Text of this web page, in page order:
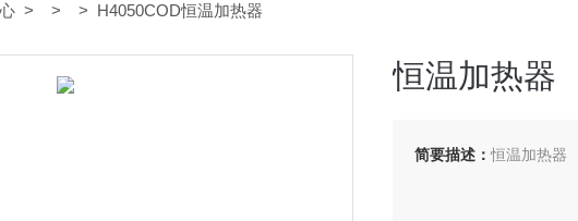
> > > H4050COD恒温加热器
恒温加热器
简要描述：恒温加热器